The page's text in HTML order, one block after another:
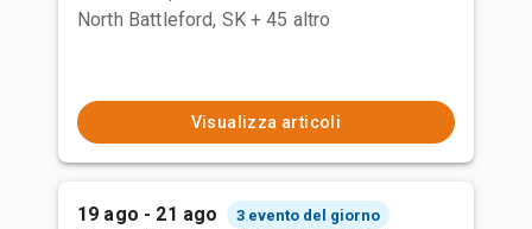
North Battleford, SK + 45 altro
Visualizza articoli
19 ago - 21 ago 3 evento del giorno